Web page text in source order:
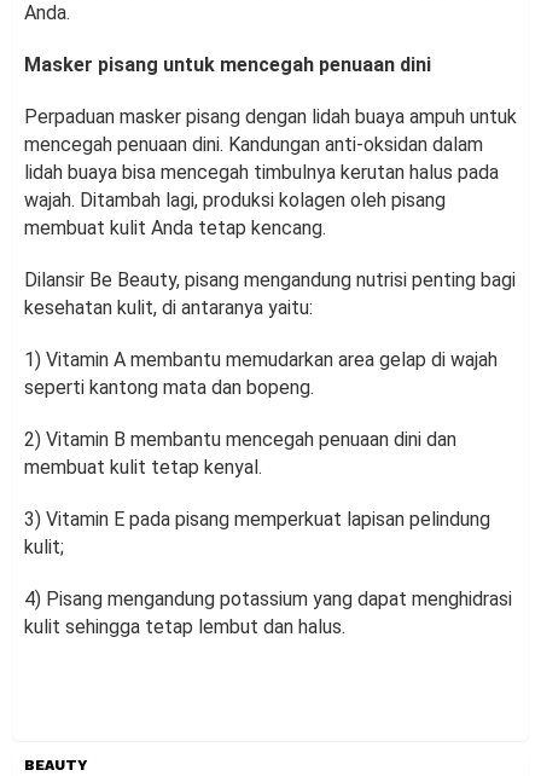
Anda.
Masker pisang untuk mencegah penuaan dini
Perpaduan masker pisang dengan lidah buaya ampuh untuk
mencegah penuaan dini. Kandungan anti-oksidan dalam
lidah buaya bisa mencegah timbulnya kerutan halus pada
wajah. Ditambah lagi, produksi kolagen oleh pisang
membuat kulit Anda tetap kencang.
Dilansir Be Beauty, pisang mengandung nutrisi penting bagi
kesehatan kulit, di antaranya yaitu:
1) Vitamin A membantu memudarkan area gelap di wajah
seperti kantong mata dan bopeng.
2) Vitamin B membantu mencegah penuaan dini dan
membuat kulit tetap kenyal.
3) Vitamin E pada pisang memperkuat lapisan pelindung
kulit;
4) Pisang mengandung potassium yang dapat menghidrasi
kulit sehingga tetap lembut dan halus.
BEAUTY